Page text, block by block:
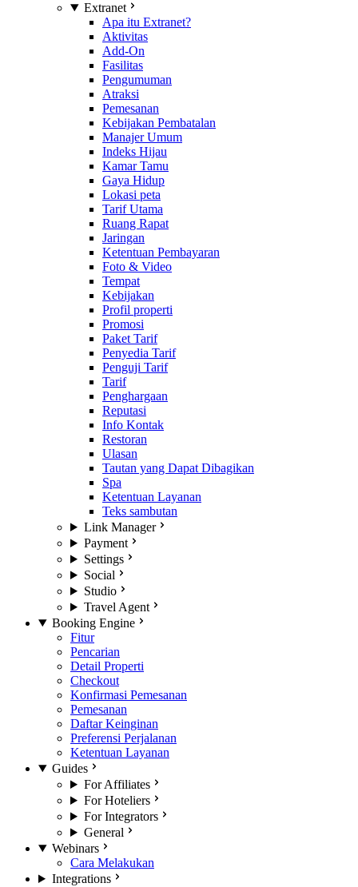
Extranet
Apa itu Extranet?
Aktivitas
Add-On
Fasilitas
Pengumuman
Atraksi
Pemesanan
Kebijakan Pembatalan
Manajer Umum
Indeks Hijau
Kamar Tamu
Gaya Hidup
Lokasi peta
Tarif Utama
Ruang Rapat
Jaringan
Ketentuan Pembayaran
Foto & Video
Tempat
Kebijakan
Profil properti
Promosi
Paket Tarif
Penyedia Tarif
Penguji Tarif
Tarif
Penghargaan
Reputasi
Info Kontak
Restoran
Ulasan
Tautan yang Dapat Dibagikan
Spa
Ketentuan Layanan
Teks sambutan
Link Manager
Payment
Settings
Social
Studio
Travel Agent
Booking Engine
Fitur
Pencarian
Detail Properti
Checkout
Konfirmasi Pemesanan
Pemesanan
Daftar Keinginan
Preferensi Perjalanan
Ketentuan Layanan
Guides
For Affiliates
For Hoteliers
For Integrators
General
Webinars
Cara Melakukan
Integrations